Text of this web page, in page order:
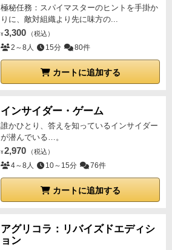
極秘任務：スパイマスターのヒントを手掛か
りに、敵対組織より先に味方の...
¥ 3,300 （税込）
2～8人 15分 80件
カートに追加する
インサイダー・ゲーム
誰かひとり、答えを知っているインサイダー
が潜んでいる…。
¥ 2,970 （税込）
4～8人 10～15分 76件
カートに追加する
アグリコラ：リバイズドエディシ
ョン